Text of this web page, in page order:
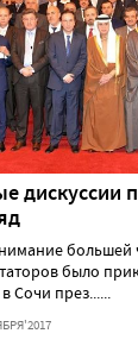
дискуссии
большей
было
Сочи през......